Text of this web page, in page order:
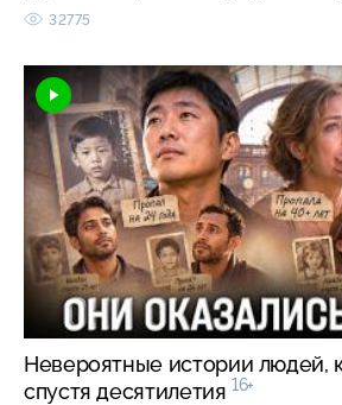
32775
Невероятные истории людей,
спустя десятилетия 16+